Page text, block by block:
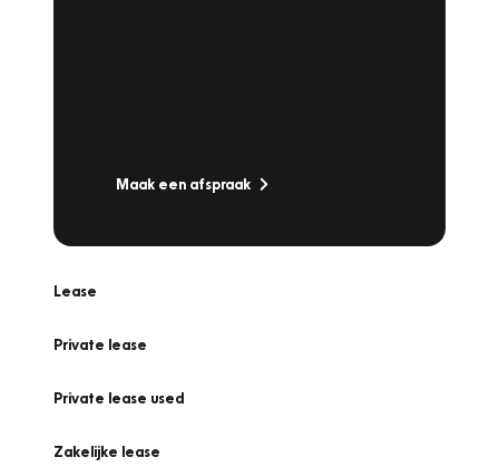
Maak een afspraak
Lease
Private lease
Private lease used
Zakelijke lease